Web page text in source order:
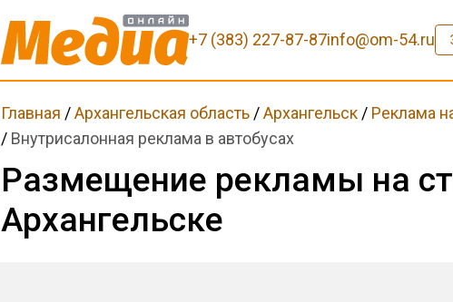
+7 (383) 227-87-87info@om-54.ru
Главная /Архангельская область /Архангельск / Реклама
/ Внутрисалонная реклама в автобусах
Размещение рекламы на
Архангельске